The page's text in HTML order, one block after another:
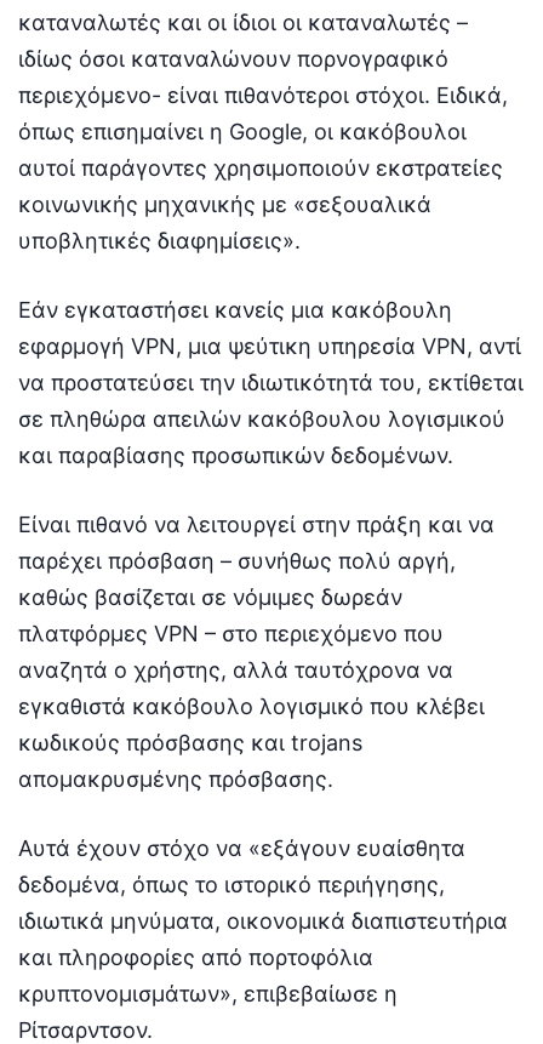
καταναλωτές και οι ίδιοι οι καταναλωτές –
ιδίως όσοι καταναλώνουν πορνογραφικό
περιεχόμενο- είναι πιθανότεροι στόχοι. Ειδικά,
όπως επισημαίνει η Google, οι κακόβουλοι
αυτοί παράγοντες χρησιμοποιούν εκστρατείες
κοινωνικής μηχανικής με «σεξουαλικά
υποβλητικές διαφημίσεις».
Εάν εγκαταστήσει κανείς μια κακόβουλη
εφαρμογή VPN, μια ψεύτικη υπηρεσία VPN, αντί
να προστατεύσει την ιδιωτικότητά του, εκτίθεται
σε πληθώρα απειλών κακόβουλου λογισμικού
και παραβίασης προσωπικών δεδομένων.
Είναι πιθανό να λειτουργεί στην πράξη και να
παρέχει πρόσβαση – συνήθως πολύ αργή,
καθώς βασίζεται σε νόμιμες δωρεάν
πλατφόρμες VPN – στο περιεχόμενο που
αναζητά ο χρήστης, αλλά ταυτόχρονα να
εγκαθιστά κακόβουλο λογισμικό που κλέβει
κωδικούς πρόσβασης και trojans
απομακρυσμένης πρόσβασης.
Αυτά έχουν στόχο να «εξάγουν ευαίσθητα
δεδομένα, όπως το ιστορικό περιήγησης,
ιδιωτικά μηνύματα, οικονομικά διαπιστευτήρια
και πληροφορίες από πορτοφόλια
κρυπτονομισμάτων», επιβεβαίωσε η
Ρίτσαρντσον.